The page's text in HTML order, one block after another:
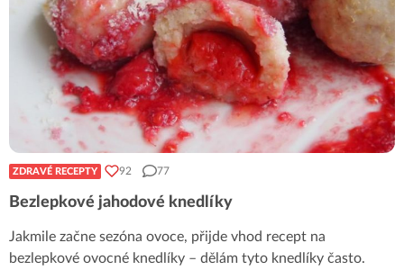
ZDRAVÉ RECEPTY 92 77
Bezlepkové jahodové knedlíky
Jakmile začne sezóna ovoce, přijde vhod recept na
bezlepkové ovocné knedlíky – dělám tyto knedlíky často.